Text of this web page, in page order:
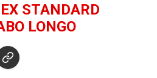
STANDARD
LONGO